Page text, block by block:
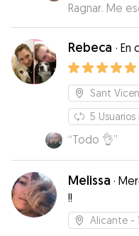
Ragnar. Me
estaba
estaba muy
duda :)”
Rebeca · En
Sant
5
“Todo 👌”
Melissa ·
!!
Alicante -